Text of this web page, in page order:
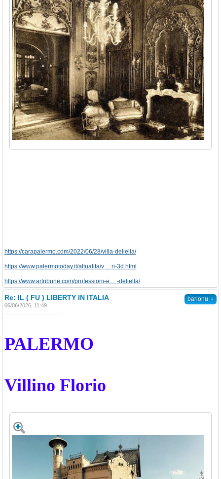
https://carapalermo.com/2022/06/28/villa-deliella/
https://www.palermotoday.it/attualita/v ... ri-3d.html
https://www.artribune.com/professioni-e ... -deliella/
barionu ↓
Re: IL ( FU ) LIBERTY IN ITALIA
06/06/2026, 11:49
----------------------------
PALERMO
Villino Florio